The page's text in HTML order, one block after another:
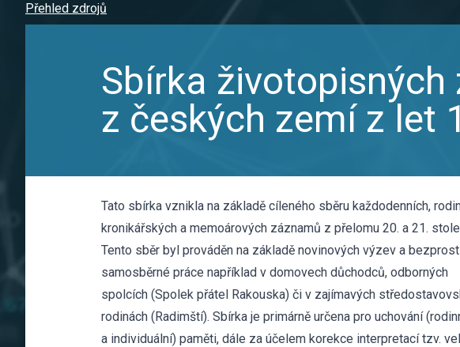
Přehled zdrojů
Sbírka životopisných
z českých zemí z let
Tato sbírka vznikla na základě cíleného sběru každodenních,
kronikářských a memoárových záznamů z přelomu 20. a 21.
Tento sběr byl prováděn na základě novinových výzev a
samosběrné práce například v domovech důchodců, odborných
spolcích (Spolek přátel Rakouska) či v zajímavých
rodinách (Radimští). Sbírka je primárně určena pro uchování
a individuální) paměti, dále za účelem korekce interpretací tzv.